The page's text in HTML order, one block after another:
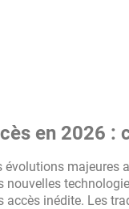
en 2026 :
majeures
inédite. Les